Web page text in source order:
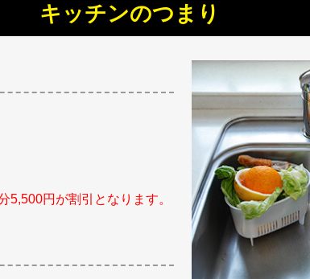
キッチンのつまり
5,500円が割引となります。